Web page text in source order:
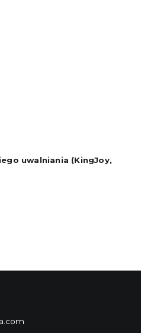
wideo z głowicą
až 10kg